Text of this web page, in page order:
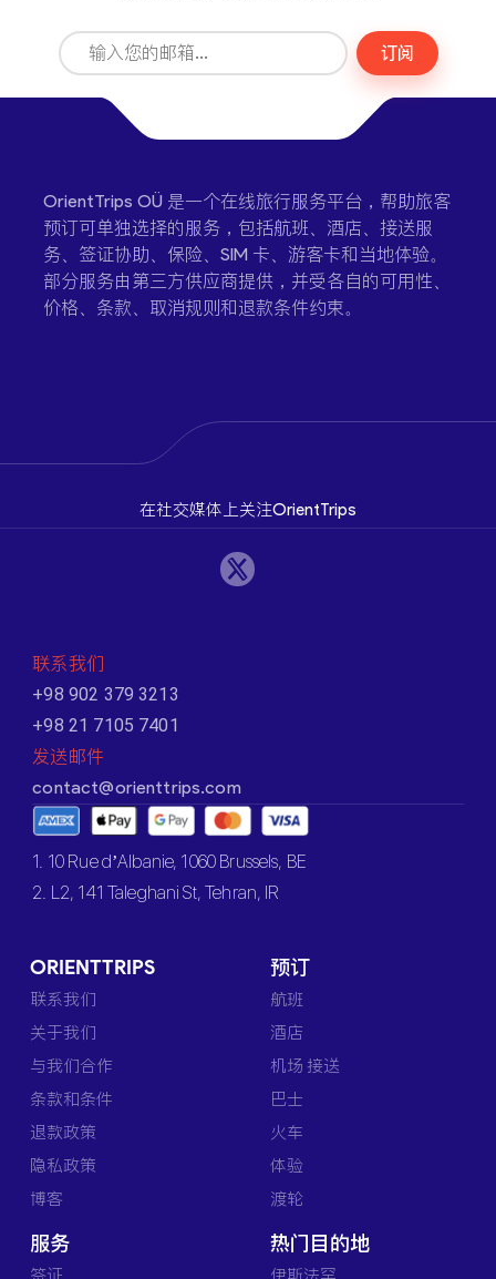
订阅
OrientTrips OÜ 是一个在线旅行服务平台，帮助旅客
预订可单独选择的服务，包括航班、酒店、接送服
务、签证协助、保险、SIM 卡、游客卡和当地体验。
部分服务由第三方供应商提供，并受各自的可用性、
价格、条款、取消规则和退款条件约束。
在社交媒体上关注OrientTrips
联系我们
+98 902 379 3213
+98 21 7105 7401
发送邮件
contact@orienttrips.com
1. 10 Rue d’Albanie, 1060 Brussels, BE
2. L2, 141 Taleghani St, Tehran, IR
ORIENTTRIPS
联系我们
关于我们
与我们合作
条款和条件
退款政策
隐私政策
博客
预订
航班
酒店
机场 接送
巴士
火车
体验
渡轮
服务 热门目的地